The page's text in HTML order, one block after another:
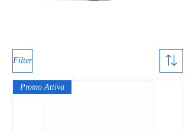
Filter
Promo Attiva